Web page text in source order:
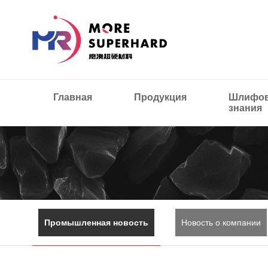
Главная Продукция
знания
Промышленная новость Новость о компании